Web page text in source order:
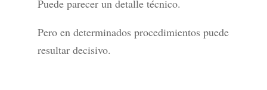
Puede parecer un detalle técnico.
Pero en determinados procedimientos puede
resultar decisivo.